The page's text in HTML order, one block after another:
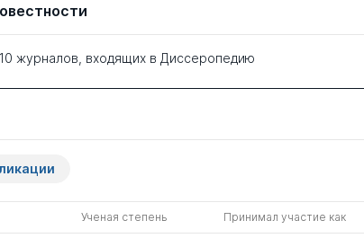
журналов, входящих в Диссеропедию
Ученая степень Принимал участие как